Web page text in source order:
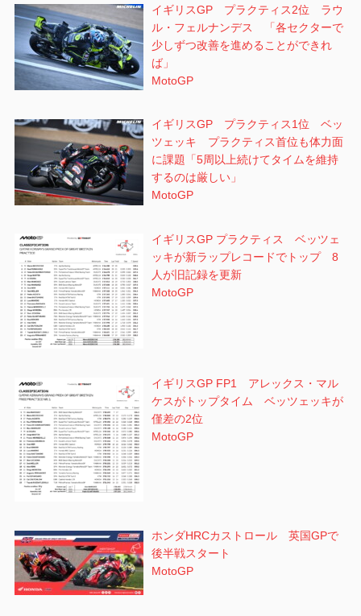
イギリスGP プラクティス2位 ラウ
ル・フェルナンデス 「各セクターで
少しずつ改善を進めることができれ
ば」
MotoGP
イギリスGP プラクティス1位 ベッ
ツェッキ プラクティス首位も体力面
に課題「5周以上続けてタイムを維持
するのは厳しい」
MotoGP
イギリスGP プラクティス ベッツェ
ッキが新ラップレコードでトップ 8
人が旧記録を更新
MotoGP
イギリスGP FP1 アレックス・マル
ケスがトップタイム ベッツェッキが
僅差の2位
MotoGP
ホンダHRCカストロール 英国GPで
後半戦スタート
MotoGP